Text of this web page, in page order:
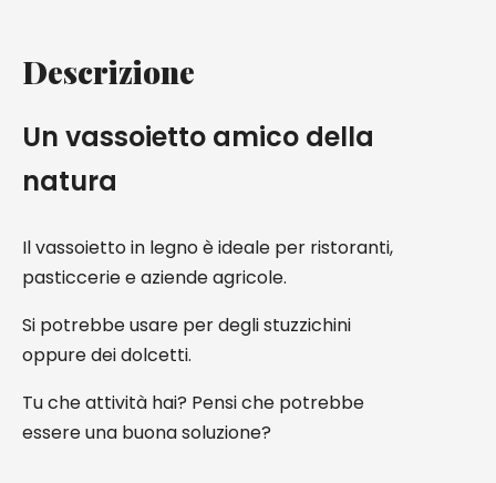
Descrizione
Un vassoietto amico della
natura
Il vassoietto in legno è ideale per ristoranti,
pasticcerie e aziende agricole.
Si potrebbe usare per degli stuzzichini
oppure dei dolcetti.
Tu che attività hai? Pensi che potrebbe
essere una buona soluzione?